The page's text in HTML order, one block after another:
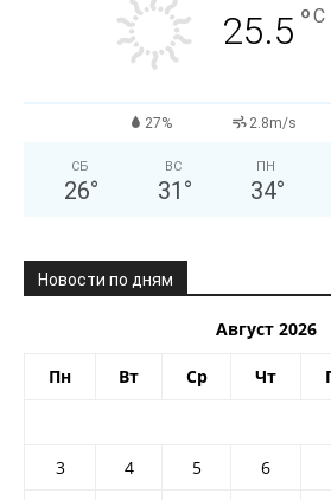
25.5 °C
27% 2.8m/s
СБ
26°
ВС
31 °
ПН
34°
Новости по дням
Август 2026
Пн Вт Ср Чт
3
4 5 6